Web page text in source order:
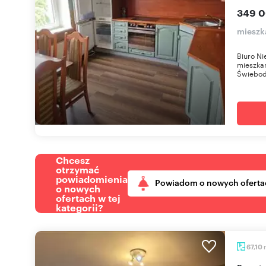
349
Biuro
Chcesz
otrzymać
powiadomienia
o nowych
ofertach w tej
kategorii?
Powiadom o nowych
67,10